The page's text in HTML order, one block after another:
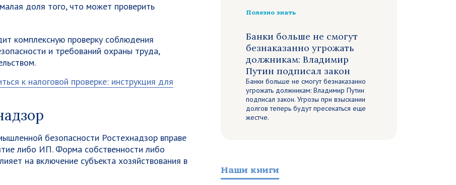
доля того, что может проверить
комплексную проверку соблюдения
и требований охраны труда,
к налоговой проверке: инструкция для
безопасности Ростехнадзор вправе
либо ИП. Форма собственности либо
на включение субъекта хозяйствования в
Полезно знать
Банки больше не смогут
безнаказанно угрожать
должникам: Владимир
Путин подписал закон
Банки больше не смогут безнаказанно
угрожать должникам: Владимир Путин
подписал закон. Угрозы при взыскании
долгов теперь будут пресекаться еще
жестче.
Наши книги